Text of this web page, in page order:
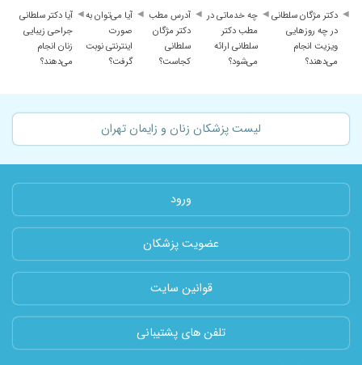
دکتر مژگان سلطانی
در چه روزهایی
ویزیت انجام
می‌دهند؟
چه خدماتی در
مطب دکتر
سلطانی ارائه
می‌شود؟
آدرس مطب
دکتر مژگان
سلطانی
کجاست؟
آیا می‌توان به
صورت
اینترنتی نوبت
گرفت؟
آیا دکتر سلطانی
جراحی زیبایی
زنان انجام
می‌دهند؟
لیست پزشکان زنان و زایمان تهران
ورود
عضویت پزشکان
قوانین سایت
تلفن های پشتیبانی